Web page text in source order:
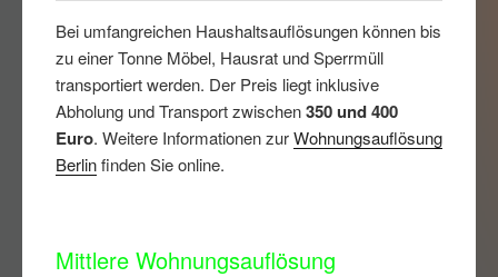
Bei umfangreichen Haushaltsauflösungen können bis
zu einer Tonne Möbel, Hausrat und Sperrmüll
transportiert werden. Der Preis liegt inklusive
Abholung und Transport zwischen350 und 400
Euro. Weitere Informationen zurWohnungsauflösung
Berlinfinden Sie online.
Mittlere Wohnungsauflösung